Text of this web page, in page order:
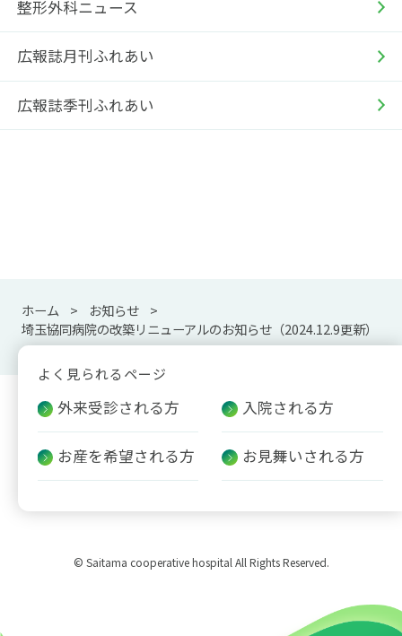
整形外科ニュース
広報誌月刊ふれあい
広報誌季刊ふれあい
ホーム
お知らせ
埼玉協同病院の改築リニューアルのお知らせ（2024.12.9更新）
よく見られるページ
外来受診される方 入院される方
お産を希望される方 お見舞いされる方
© Saitama cooperative hospital All Rights Reserved.